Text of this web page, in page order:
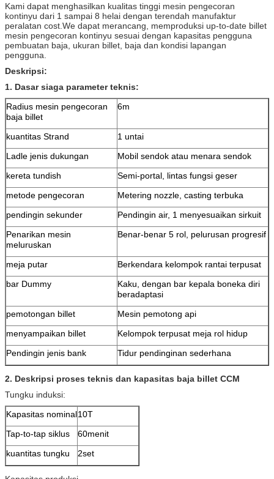
Kami dapat menghasilkan kualitas tinggi mesin pengecoran
kontinyu dari 1 sampai 8 helai dengan terendah manufaktur
peralatan cost.We dapat merancang, memproduksi up-to-date billet
mesin pengecoran kontinyu sesuai dengan kapasitas pengguna
pembuatan baja, ukuran billet, baja dan kondisi lapangan
pengguna.
Deskripsi:
1. Dasar siaga parameter teknis:
Radius mesin pengecoran
baja billet
6m
kuantitas Strand
1 untai
Ladle jenis dukungan
Mobil sendok atau menara sendok
kereta tundish
Semi-portal, lintas fungsi geser
metode pengecoran
Metering nozzle, casting terbuka
pendingin sekunder
Pendingin air, 1 menyesuaikan sirkuit
Penarikan mesin
meluruskan
Benar-benar 5 rol, pelurusan progresif
meja putar
Berkendara kelompok rantai terpusat
bar Dummy
Kaku, dengan bar kepala boneka diri
beradaptasi
pemotongan billet
Mesin pemotong api
menyampaikan billet
Kelompok terpusat meja rol hidup
Pendingin jenis bank
Tidur pendinginan sederhana
2. Deskripsi proses teknis dan kapasitas baja billet CCM
Tungku induksi:
Kapasitas nominal10T
Tap-to-tap siklus
60menit
kuantitas tungku
2set